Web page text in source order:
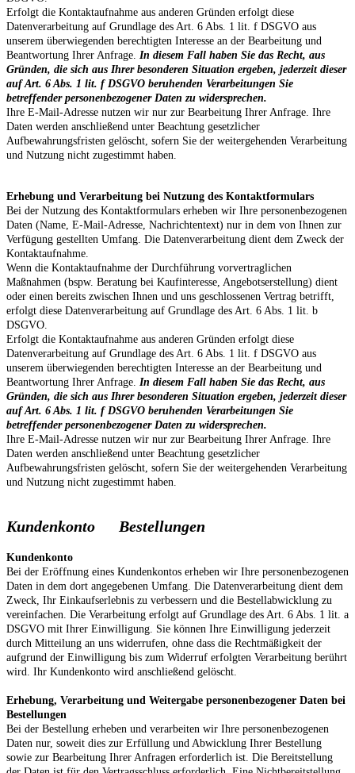
Erfolgt die Kontaktaufnahme aus anderen Gründen erfolgt diese
Datenverarbeitung auf Grundlage des Art. 6 Abs. 1 lit. f DSGVO aus
unserem überwiegenden berechtigten Interesse an der Bearbeitung und
Beantwortung Ihrer Anfrage. In diesem Fall haben Sie das Recht, aus
Gründen, die sich aus Ihrer besonderen Situation ergeben, jederzeit dieser
auf Art. 6 Abs. 1 lit. f DSGVO beruhenden Verarbeitungen Sie
betreffender personenbezogener Daten zu widersprechen.
Ihre E-Mail-Adresse nutzen wir nur zur Bearbeitung Ihrer Anfrage. Ihre
Daten werden anschließend unter Beachtung gesetzlicher
Aufbewahrungsfristen gelöscht, sofern Sie der weitergehenden Verarbeitung
und Nutzung nicht zugestimmt haben.
Erhebung und Verarbeitung bei Nutzung des Kontaktformulars
Bei der Nutzung des Kontaktformulars erheben wir Ihre personenbezogenen
Daten (Name, E-Mail-Adresse, Nachrichtentext) nur in dem von Ihnen zur
Verfügung gestellten Umfang. Die Datenverarbeitung dient dem Zweck der
Kontaktaufnahme.
Wenn die Kontaktaufnahme der Durchführung vorvertraglichen
Maßnahmen (bspw. Beratung bei Kaufinteresse, Angebotserstellung) dient
oder einen bereits zwischen Ihnen und uns geschlossenen Vertrag betrifft,
erfolgt diese Datenverarbeitung auf Grundlage des Art. 6 Abs. 1 lit. b
DSGVO.
Erfolgt die Kontaktaufnahme aus anderen Gründen erfolgt diese
Datenverarbeitung auf Grundlage des Art. 6 Abs. 1 lit. f DSGVO aus
unserem überwiegenden berechtigten Interesse an der Bearbeitung und
Beantwortung Ihrer Anfrage. In diesem Fall haben Sie das Recht, aus
Gründen, die sich aus Ihrer besonderen Situation ergeben, jederzeit dieser
auf Art. 6 Abs. 1 lit. f DSGVO beruhenden Verarbeitungen Sie
betreffender personenbezogener Daten zu widersprechen.
Ihre E-Mail-Adresse nutzen wir nur zur Bearbeitung Ihrer Anfrage. Ihre
Daten werden anschließend unter Beachtung gesetzlicher
Aufbewahrungsfristen gelöscht, sofern Sie der weitergehenden Verarbeitung
und Nutzung nicht zugestimmt haben.
Kundenkonto Bestellungen
Kundenkonto
Bei der Eröffnung eines Kundenkontos erheben wir Ihre personenbezogenen
Daten in dem dort angegebenen Umfang. Die Datenverarbeitung dient dem
Zweck, Ihr Einkaufserlebnis zu verbessern und die Bestellabwicklung zu
vereinfachen. Die Verarbeitung erfolgt auf Grundlage des Art. 6 Abs. 1 lit. a
DSGVO mit Ihrer Einwilligung. Sie können Ihre Einwilligung jederzeit
durch Mitteilung an uns widerrufen, ohne dass die Rechtmäßigkeit der
aufgrund der Einwilligung bis zum Widerruf erfolgten Verarbeitung berührt
wird. Ihr Kundenkonto wird anschließend gelöscht.
Erhebung, Verarbeitung und Weitergabe personenbezogener Daten bei
Bestellungen
Bei der Bestellung erheben und verarbeiten wir Ihre personenbezogenen
Daten nur, soweit dies zur Erfüllung und Abwicklung Ihrer Bestellung
sowie zur Bearbeitung Ihrer Anfragen erforderlich ist. Die Bereitstellung